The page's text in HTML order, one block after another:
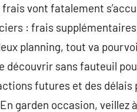
vont fatalement
: frais
planning, tout va
découvrir sans fauteuil
futures et des délais
garden occasion, veillez